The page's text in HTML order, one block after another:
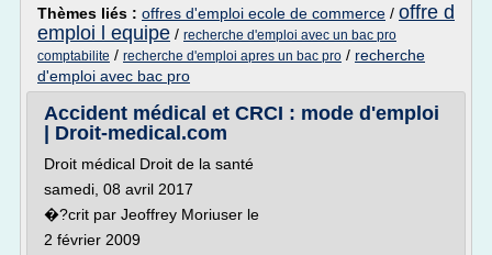
Thèmes liés : offres d'emploi ecole de commerce / offre d
emploi l equipe / recherche d'emploi avec un bac pro
comptabilite / recherche d'emploi apres un bac pro / recherche
d'emploi avec bac pro
Accident médical et CRCI : mode d'emploi
| Droit-medical.com
Droit médical Droit de la santé
samedi, 08 avril 2017
�?crit par Jeoffrey Moriuser le
2 février 2009